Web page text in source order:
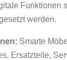
Funktionen
werden.
Smarte
Ersatzteile,